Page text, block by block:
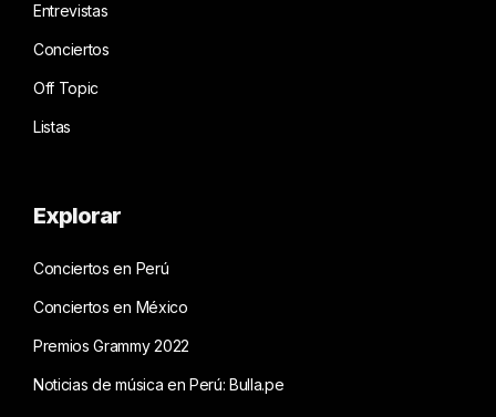
Entrevistas
Conciertos
Off Topic
Listas
Explorar
Conciertos en Perú
Conciertos en México
Premios Grammy 2022
Noticias de música en Perú: Bulla.pe